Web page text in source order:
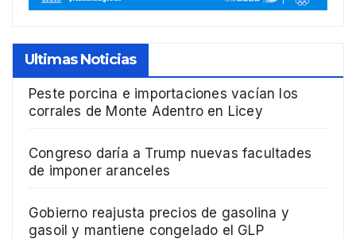
Ultimas Noticias
Peste porcina e importaciones vacían los
corrales de Monte Adentro en Licey
Congreso daría a Trump nuevas facultades
de imponer aranceles
Gobierno reajusta precios de gasolina y
gasoil y mantiene congelado el GLP